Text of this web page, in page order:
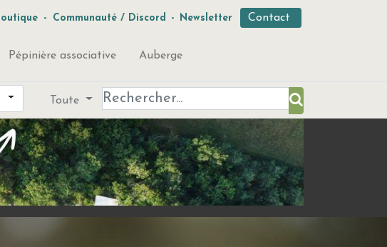
- Communauté / Discord - Newsletter Contact
Pépinière associative Auberge
Toute